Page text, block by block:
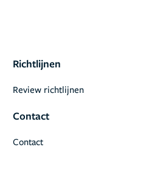
Richtlijnen
Review richtlijnen
Contact
Contact